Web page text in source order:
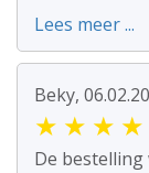
Lees meer ...
Beky,
★ ★ ★ ★
De bestelling